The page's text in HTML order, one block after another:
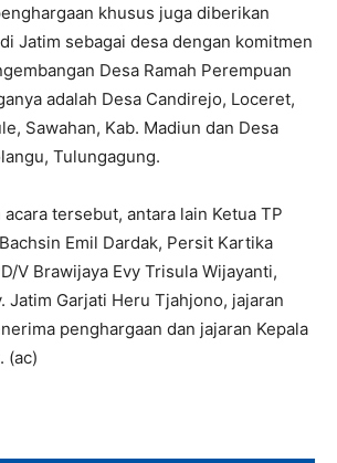
khusus juga diberikan
Jatim sebagai desa dengan komitmen
Desa Ramah Perempuan
adalah Desa Candirejo, Loceret,
Sawahan, Kab. Madiun dan Desa
Tulungagung.
tersebut, antara lain Ketua TP
Emil Dardak, Persit Kartika
V Brawijaya Evy Trisula Wijayanti,
Jatim Garjati Heru Tjahjono, jajaran
penghargaan dan jajaran Kepala
(ac)